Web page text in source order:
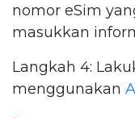
nomor eSim
masukkan
Langkah 4:
menggunakan